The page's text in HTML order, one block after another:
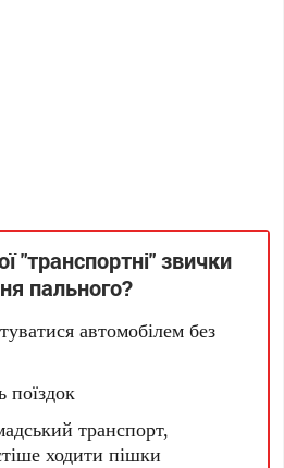
"транспортні" звички
пального?
автомобілем без
поїздок
транспорт,
ходити пішки